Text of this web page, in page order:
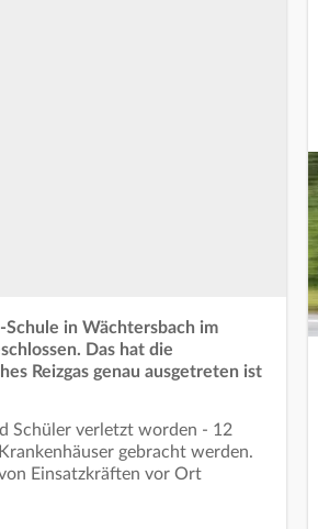
Schule in Wächtersbach im
Das hat die
Reizgas genau ausgetreten ist
Schüler verletzt worden - 12
gebracht werden.
Einsatzkräften vor Ort